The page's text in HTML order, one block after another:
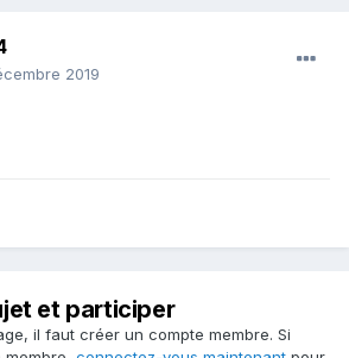
2019
et participer
il faut créer un compte membre. Si